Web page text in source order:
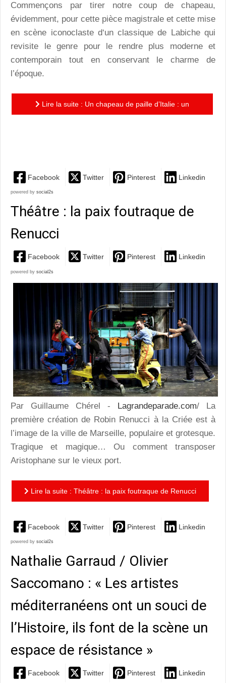
Commençons par tirer notre coup de chapeau,
évidemment, pour cette pièce magistrale et cette mise
en scène iconoclaste d‘un classique de Labiche qui
revisite le genre pour le rendre plus moderne et
contemporain tout en conservant le charme de
l’époque.
Lire la suite : Un chapeau de paille d’Italie : un
Facebook Twitter Pinterest Linkedin
powered by social2s
Théâtre : la paix foutraque de
Renucci
Facebook Twitter Pinterest Linkedin
powered by social2s
Par Guillaume Chérel - Lagrandeparade.com/ La
première création de Robin Renucci à la Criée est à
l’image de la ville de Marseille, populaire et grotesque.
Tragique et magique… Ou comment transposer
Aristophane sur le vieux port.
Lire la suite : Théâtre : la paix foutraque de Renucci
Facebook Twitter Pinterest Linkedin
powered by social2s
Nathalie Garraud / Olivier
Saccomano : « Les artistes
méditerranéens ont un souci de
l’Histoire, ils font de la scène un
espace de résistance »
Facebook Twitter Pinterest Linkedin